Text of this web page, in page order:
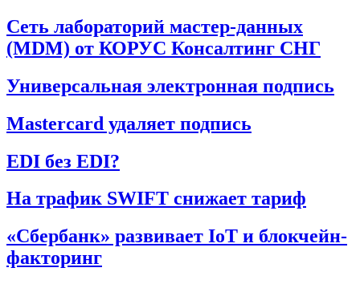
Сеть лабораторий мастер-данных
(MDM) от КОРУС Консалтинг СНГ
Универсальная электронная подпись
Mastercard удаляет подпись
EDI без EDI?
На трафик SWIFT снижает тариф
«Сбербанк» развивает IoT и блокчейн-
факторинг